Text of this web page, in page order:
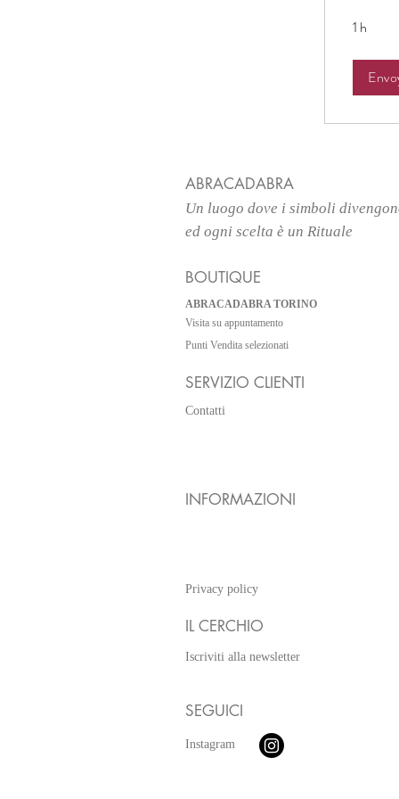
1 h
ABRACADABRA
Un luogo dove i simboli
ed ogni scelta è un Rituale
BOUTIQUE
ABRACADABRA TORINO
Visita su appuntamento
Punti Vendita selezionati
SERVIZIO CLIENTI
Contatti
INFORMAZIONI
Privacy policy
IL CERCHIO
Iscriviti alla newsletter
SEGUICI
Instagram